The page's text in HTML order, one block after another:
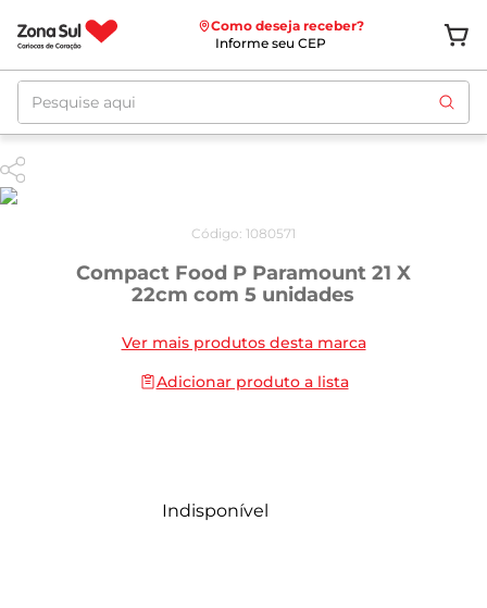
Como deseja receber?
Informe seu CEP
Pesquise aqui
Código: 1080571
Compact Food P Paramount 21 X
22cm com 5 unidades
Ver mais produtos desta marca
Adicionar produto a lista
Indisponível